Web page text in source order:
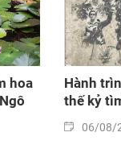
hoa
Hành
thế kỷ
06/08/